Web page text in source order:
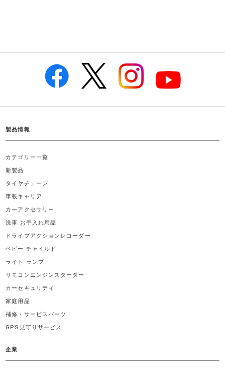
製品情報
カテゴリー一覧
新製品
タイヤチェーン
車載キャリア
カーアクセサリー
洗車 お手入れ用品
ドライブアクションレコーダー
ベビー チャイルド
ライト ランプ
リモコンエンジンスターター
カーセキュリティ
家庭用品
補修・サービスパーツ
GPS見守りサービス
企業